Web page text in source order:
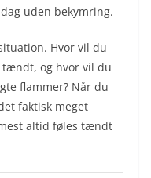
uden bekymring.
Hvor vil du
tændt, og hvor vil du
flammer? Når du
faktisk meget
altid føles tændt